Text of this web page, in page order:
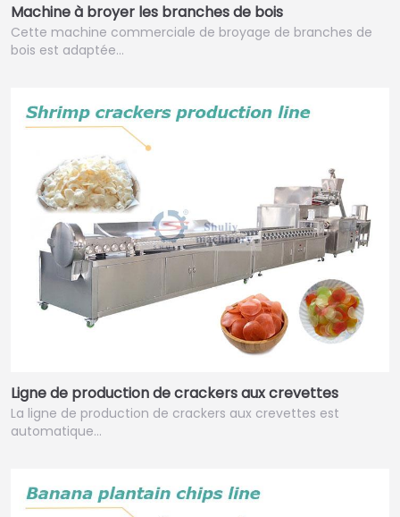
Machine à broyer les branches de bois
Cette machine commerciale de broyage de branches de
bois est adaptée…
Ligne de production de crackers aux crevettes
La ligne de production de crackers aux crevettes est
automatique…